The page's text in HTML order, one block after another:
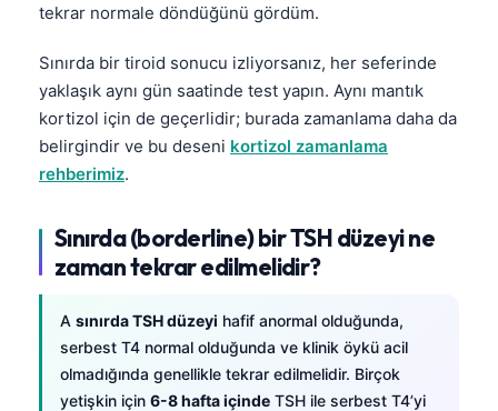
tekrar normale döndüğünü gördüm.
Sınırda bir tiroid sonucu izliyorsanız, her seferinde
yaklaşık aynı gün saatinde test yapın. Aynı mantık
kortizol için de geçerlidir; burada zamanlama daha da
belirgindir ve bu deseni kortizol zamanlama
rehberimiz.
Sınırda (borderline) bir TSH düzeyi ne
zaman tekrar edilmelidir?
A sınırda TSH düzeyi hafif anormal olduğunda,
serbest T4 normal olduğunda ve klinik öykü acil
olmadığında genellikle tekrar edilmelidir. Birçok
yetişkin için 6-8 hafta içinde TSH ile serbest T4’yi